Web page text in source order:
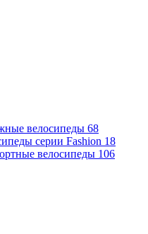
велосипеды 68
серии Fashion 18
велосипеды 106